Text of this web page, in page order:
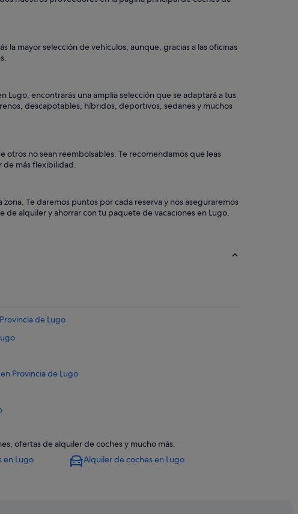
la mayor selección de vehículos, aunque, gracias a las oficinas
Lugo, encontrarás una amplia selección que se adaptará a tus
descapotables, híbridos, deportivos, sedanes y muchos
otros no sean reembolsables. Te recomendamos que leas
de más flexibilidad.
Te daremos puntos por cada reserva y nos aseguraremos
alquiler y ahorrar con tu paquete de vacaciones en Lugo.
de Lugo
Provincia de Lugo
Lugo
de Lugo
ofertas de alquiler de coches y mucho más.
en Lugo
Alquiler de coches en Lugo